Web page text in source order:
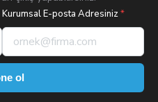
Kurumsal E-posta Adresiniz*
ol